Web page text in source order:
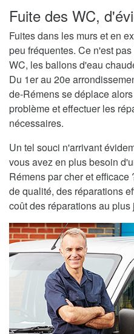
Fuite des WC,
Fuites dans les murs et en
peu fréquentes. Ce n'est
WC, les ballons d'eau
Du 1er au 20e
de-Rémens se déplace
problème et effectuer les
nécessaires.
Un tel souci n'arrivant
vous avez en plus besoin
Rémens par cher et
de qualité, des réparations
coût des réparations au plus